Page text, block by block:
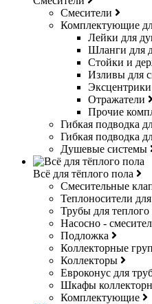
Смесители
Комплектующие
Лейки для
Шланги для
Стойки и
Изливы для
Эксцентрики
Отражатели
Прочие
Гибкая подводка
Гибкая подводка
Душевые системы
Всё для тёплого пола
Смесительные
Теплоносители
Трубы для теплого
Насосно -
Подложка
Коллекторные
Коллекторы
Евроконус для
Шкафы
Комплектующие